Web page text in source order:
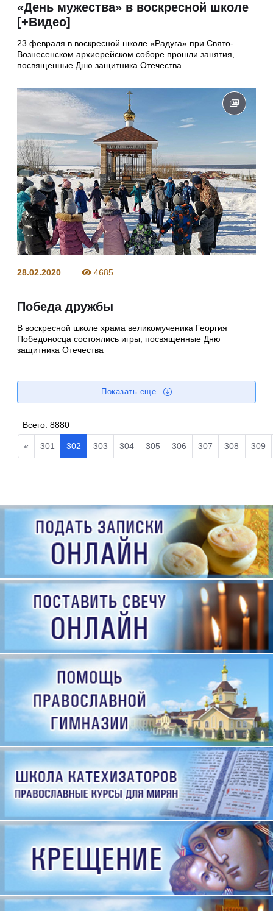
«День мужества» в воскресной школе
[+Видео]
23 февраля в воскресной школе «Радуга» при Свято-
Вознесенском архиерейском соборе прошли занятия,
посвященные Дню защитника Отечества
28.02.2020 4685
Победа дружбы
В воскресной школе храма великомученика Георгия
Победоносца состоялись игры, посвященные Дню
защитника Отечества
Показать еще
Всего:8880
« 301 302 303 304 305 306 307 308 309